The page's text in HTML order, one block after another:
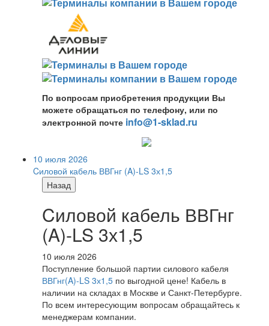
По вопросам приобретения продукции Вы
можете обращаться по телефону, или по
электронной почте info@1-sklad.ru
10 июля 2026
Cиловой кабель ВВГнг (A)-LS 3х1,5
Назад
Cиловой кабель ВВГнг
(A)-LS 3х1,5
10 июля 2026
Поступление большой партии силового кабеля
ВВГнг(A)-LS 3х1,5 по выгодной цене! Кабель в
наличии на складах в Москве и Санкт-Петербурге.
По всем интересующим вопросам обращайтесь к
менеджерам компании.